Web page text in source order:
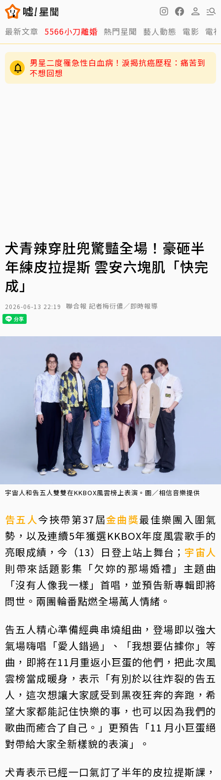
最新文章 5566小刀離婚 熱門星聞 藝人動態 電影 電
男星二度罹急性白血病！淚揭抗癌歷程：痛苦到
不想回想
犬青辣穿肚兜驚豔全場！豪砸半
年練皮拉提斯 雲安六塊肌「快完
成」
2026-06-13 22:19 聯合報 記者梅衍儂／即時報導
宇宙人和告五人雙雙在KKBOX風雲榜上表演。圖／相信音樂提供
告五人今挾帶第37屆金曲獎最佳樂團入圍氣
勢，以及連續5年獲選KKBOX年度風雲歌手的
亮眼成績，今（13）日登上站上舞台； 宇宙人
則帶來話題影集「欠妳的那場婚禮」主題曲
「沒有人像我一樣」首唱，並預告新專輯即將
問世。兩團輪番點燃全場萬人情緒。
告五人精心準備經典串燒組曲，登場即以強大
氣場嗨唱「愛人錯過」、「我想要佔據你」等
曲，即將在11月重返小巨蛋的他們，把此次風
雲榜當成暖身，表示「有別於以往炸裂的告五
人，這次想讓大家感受到黑夜狂奔的奔跑，希
望大家都能記住快樂的事，也可以因為我們的
歌曲而癒合了自己。」更預告「11 月小巨蛋絕
對帶給大家全新樣貌的表演」。
犬青表示已經一口氣訂了半年的皮拉提斯課，